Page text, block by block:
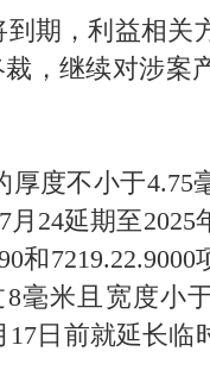
期，利益相关
，继续对涉案
度不小于4.75
月24延期至
和
毫米且宽度小
17日前就延长